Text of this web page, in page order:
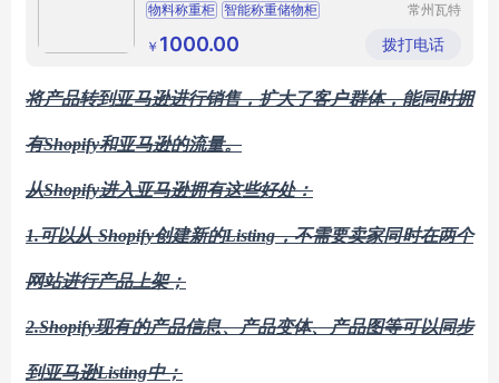
物料称重柜 智能称重储物柜
智能称重工具管理柜
智能称重借还管理
常州瓦特
有限公司
￥ 1000.00 拨打电话
将产品转到亚马逊进行销售，扩大了客户群体，能同时拥
有Shopify和亚马逊的流量。
从Shopify进入亚马逊拥有这些好处：
1.可以从 Shopify创建新的Listing，不需要卖家同时在两个
网站进行产品上架；
2.Shopify现有的产品信息、产品变体、产品图等可以同步
到亚马逊Listing中；